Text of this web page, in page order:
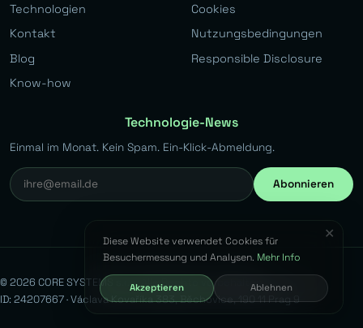
Technologien
Kontakt
Blog
Know-how
Cookies
Nutzungsbedingungen
Responsible Disclosure
Technologie-News
Einmal im Monat. Kein Spam. Ein-Klick-Abmeldung.
Abonnieren
© 2026 CORE SYSTEMS s.r.o. Alle Rechte vorbehalten.
ID: 24207667 · Václava Kovaříka 383, Běchovice, 190 11 Prag 9
✕
Diese Website verwendet Cookies für
Besuchermessung und Analysen. Mehr Info
Akzeptieren Ablehnen